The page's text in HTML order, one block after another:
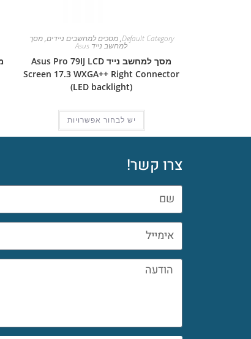
Default Category
,מסכים למחשבים ניידים,מסך
למחשב נייד Asus
מסך למחשב נייד Asus Pro 79IJ LCD
Screen 17.3 WXGA++ Right Connector
(LED backlight)
יש לבחור אפשרויות
צרו קשר!